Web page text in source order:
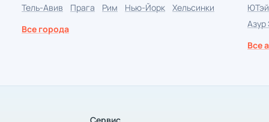
Тель-Авив
Прага Рим Нью-Йорк
Хельсинки
Все города
Азур
Все